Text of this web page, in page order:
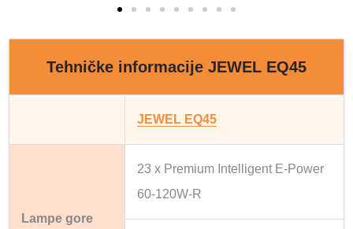
Tehničke informacije JEWEL EQ45
JEWEL EQ45
Lampe gore
23 x Premium Intelligent E-Power
60-120W-R